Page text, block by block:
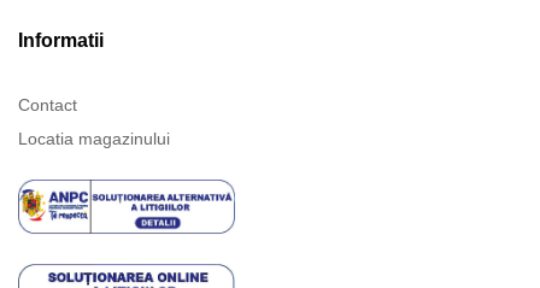
Informatii
Contact
Locatia magazinului